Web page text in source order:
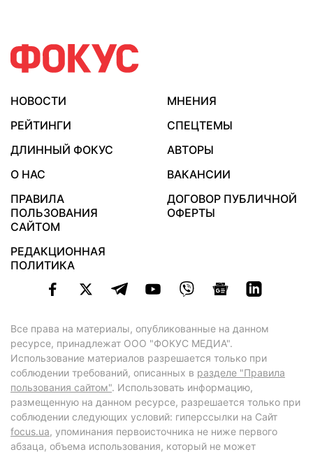
НОВОСТИ
МНЕНИЯ
РЕЙТИНГИ
СПЕЦТЕМЫ
ДЛИННЫЙ ФОКУС
АВТОРЫ
О НАС
ВАКАНСИИ
ПРАВИЛА
ПОЛЬЗОВАНИЯ
САЙТОМ
ДОГОВОР ПУБЛИЧНОЙ
ОФЕРТЫ
РЕДАКЦИОННАЯ
ПОЛИТИКА
Все права на материалы, опубликованные на данном
ресурсе, принадлежат ООО "ФОКУС МЕДИА".
Использование материалов разрешается только при
соблюдении требований, описанных в разделе "Правила
пользования сайтом". Использовать информацию,
размещенную на данном ресурсе, разрешается только при
соблюдении следующих условий: гиперссылки на Сайт
focus.ua, упоминания первоисточника не ниже первого
абзаца, объема использования, который не может